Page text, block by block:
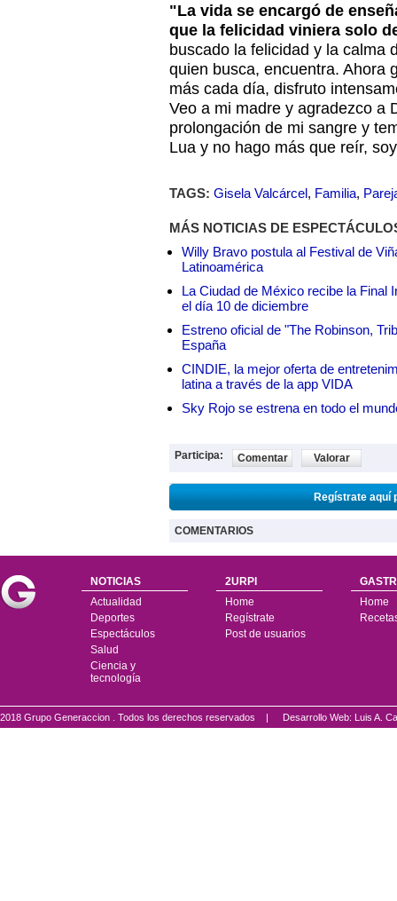
"La vida se encargó de
que la felicidad viniera solo
buscado la felicidad y la calma
quien busca, encuentra. Ahora
más cada día, disfruto
Veo a mi madre y agradezco a
prolongación de mi sangre y
Lua y no hago más que reír,
TAGS: Gisela Valcárcel, Familia,
MÁS NOTICIAS DE
Willy Bravo postula al Festival de
Latinoamérica
La Ciudad de México recibe la Final
el día 10 de diciembre
Estreno oficial de "The Robinson,
España
CINDIE, la mejor oferta de
latina a través de la app VIDA
Sky Rojo se estrena en todo el
Participa: Comentar Valorar
Regístrate aquí
COMENTARIOS
NOTICIAS
Actualidad
Deportes
Espectáculos
Salud
Ciencia y
tecnología
2URPI
Home
Regístrate
Post de usuarios
Home
2018 Grupo Generaccion . Todos los derechos reservados | Desarrollo Web: Luis